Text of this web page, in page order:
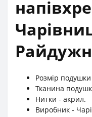
Розмір
Тканина
Нитки - акрил.
Виробник -